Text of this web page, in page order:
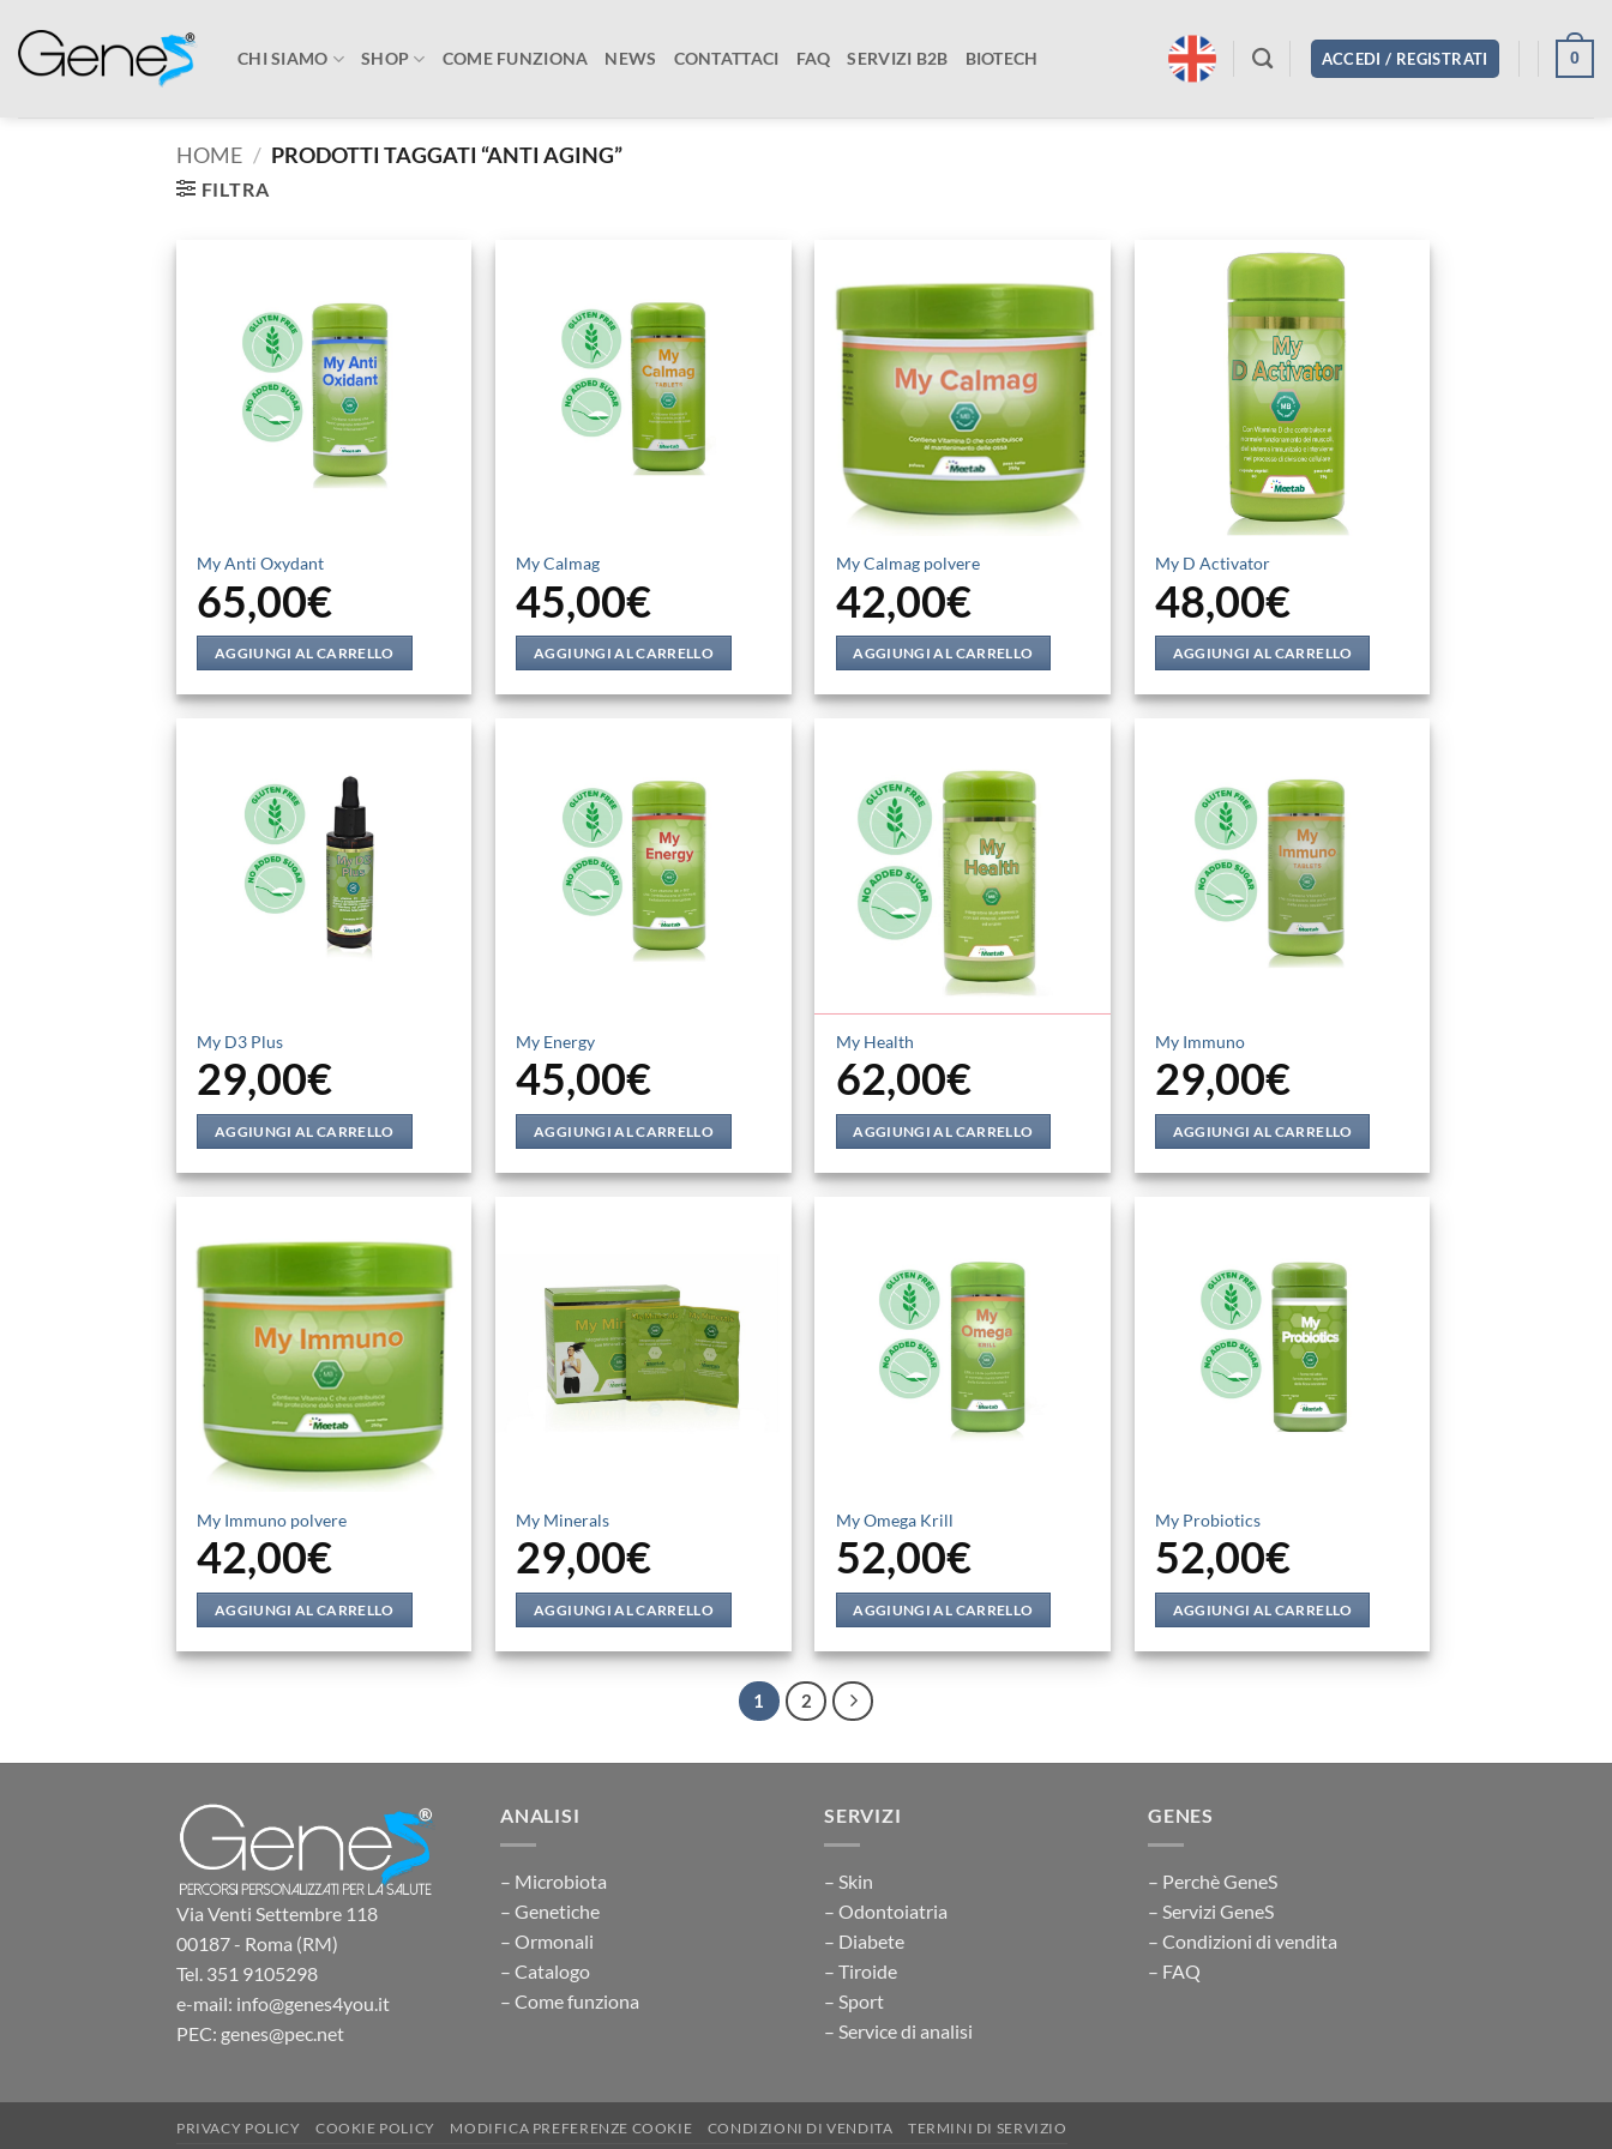
contenuti
CHI SIAMO SHOP COME FUNZIONA NEWS CONTATTACI FAQ SERVIZI B2B BIOTECH ACCEDI / REGISTRATI 0
HOME / PRODOTTI TAGGATI “ANTI AGING”
FILTRA
My Anti Oxydant
65,00€
AGGIUNGI AL CARRELLO
My Calmag
45,00€
AGGIUNGI AL CARRELLO
My Calmag polvere
42,00€
AGGIUNGI AL CARRELLO
My D Activator
48,00€
AGGIUNGI AL CARRELLO
My D3 Plus
29,00€
AGGIUNGI AL CARRELLO
My Energy
45,00€
AGGIUNGI AL CARRELLO
My Health
62,00€
AGGIUNGI AL CARRELLO
My Immuno
29,00€
AGGIUNGI AL CARRELLO
My Immuno polvere
42,00€
AGGIUNGI AL CARRELLO
My Minerals
29,00€
AGGIUNGI AL CARRELLO
My Omega Krill
52,00€
AGGIUNGI AL CARRELLO
My Probiotics
52,00€
AGGIUNGI AL CARRELLO
1 2
Via Venti Settembre 118
00187 - Roma (RM)
Tel. 351 9105298
e-mail: info@genes4you.it
PEC: genes@pec.net
ANALISI
– Microbiota
– Genetiche
– Ormonali
– Catalogo
– Come funziona
SERVIZI
– Skin
– Odontoiatria
– Diabete
– Tiroide
– Sport
– Service di analisi
GENES
– Perchè GeneS
– Servizi GeneS
– Condizioni di vendita
– FAQ
PRIVACY POLICY COOKIE POLICY MODIFICA PREFERENZE COOKIE CONDIZIONI DI VENDITA TERMINI DI SERVIZIO